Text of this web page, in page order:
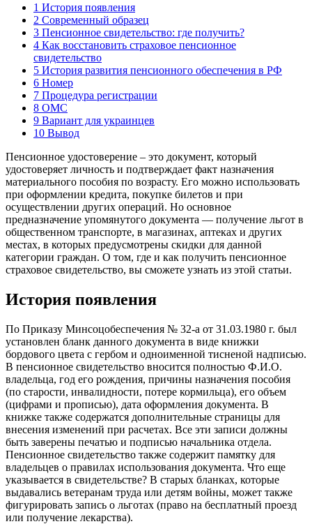
1 История появления
2 Современный образец
3 Пенсионное свидетельство: где получить?
4 Как восстановить страховое пенсионное
свидетельство
5 История развития пенсионного обеспечения в РФ
6 Номер
7 Процедура регистрации
8 ОМС
9 Вариант для украинцев
10 Вывод
Пенсионное удостоверение – это документ, который
удостоверяет личность и подтверждает факт назначения
материального пособия по возрасту. Его можно использовать
при оформлении кредита, покупке билетов и при
осуществлении других операций. Но основное
предназначение упомянутого документа — получение льгот в
общественном транспорте, в магазинах, аптеках и других
местах, в которых предусмотрены скидки для данной
категории граждан. О том, где и как получить пенсионное
страховое свидетельство, вы сможете узнать из этой статьи.
История появления
По Приказу Минсоцобеспечения № 32-а от 31.03.1980 г. был
установлен бланк данного документа в виде книжки
бордового цвета с гербом и одноименной тисненой надписью.
В пенсионное свидетельство вносится полностью Ф.И.О.
владельца, год его рождения, причины назначения пособия
(по старости, инвалидности, потере кормильца), его объем
(цифрами и прописью), дата оформления документа. В
книжке также содержатся дополнительные страницы для
внесения изменений при расчетах. Все эти записи должны
быть заверены печатью и подписью начальника отдела.
Пенсионное свидетельство также содержит памятку для
владельцев о правилах использования документа. Что еще
указывается в свидетельстве? В старых бланках, которые
выдавались ветеранам труда или детям войны, может также
фигурировать запись о льготах (право на бесплатный проезд
или получение лекарства).